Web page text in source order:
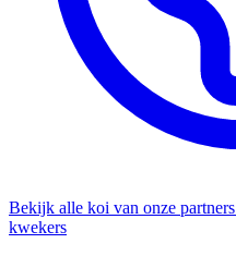
Bekijk alle koi van onze partners
kwekers